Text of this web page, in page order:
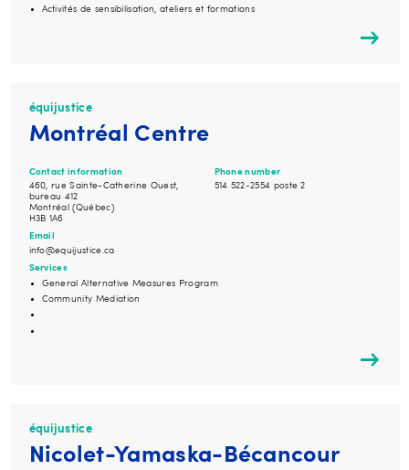
Activités de sensibilisation, ateliers et formations
équijustice
Montréal Centre
Contact information
460, rue Sainte-Catherine Ouest,
bureau 412
Montréal (Québec)
H3B 1A6
Phone number
514 522-2554 poste 2
Email
info@equijustice.ca
Services
General Alternative Measures Program
Community Mediation
équijustice
Nicolet-Yamaska-Bécancour